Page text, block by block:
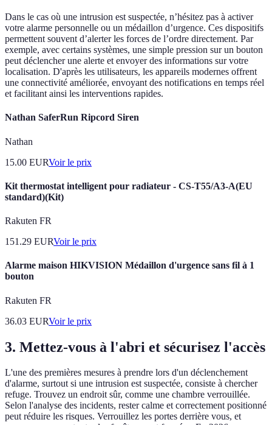
Dans le cas où une intrusion est suspectée, n’hésitez pas à activer
votre alarme personnelle ou un médaillon d’urgence. Ces dispositifs
permettent souvent d’alerter les forces de l’ordre directement. Par
exemple, avec certains systèmes, une simple pression sur un bouton
peut déclencher une alerte et envoyer des informations sur votre
localisation. D'après les utilisateurs, les appareils modernes offrent
une connectivité améliorée, envoyant des notifications en temps réel
et facilitant ainsi les interventions rapides.
Nathan SaferRun Ripcord Siren
Nathan
15.00 EURVoir le prix
Kit thermostat intelligent pour radiateur - CS-T55/A3-A(EU
standard)(Kit)
Rakuten FR
151.29 EURVoir le prix
Alarme maison HIKVISION Médaillon d'urgence sans fil à 1
bouton
Rakuten FR
36.03 EURVoir le prix
3. Mettez-vous à l'abri et sécurisez l'accès
L'une des premières mesures à prendre lors d'un déclenchement
d'alarme, surtout si une intrusion est suspectée, consiste à chercher
refuge. Trouvez un endroit sûr, comme une chambre verrouillée.
Selon l'analyse des incidents, rester calme et correctement positionné
peut réduire les risques. Verrouillez les portes derrière vous, et